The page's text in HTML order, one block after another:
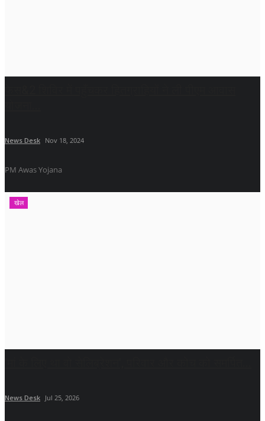
News Desk Nov 18, 2024
PM Awas Yojana
खेल
News Desk Jul 25, 2026